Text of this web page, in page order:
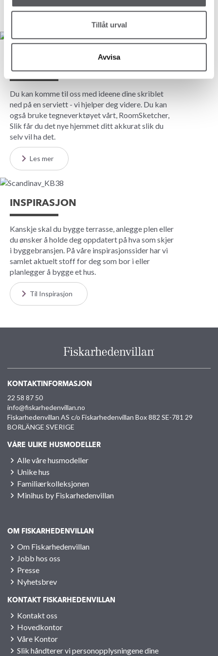
Tillåt urval
Avvisa
Til Mitt hus
FRIHET TIL Å SKAPE - OG
OMSKAPE
Du kan komme til oss med ideene dine skriblet
ned på en serviett - vi hjelper deg videre. Du kan
også bruke tegneverktøyet vårt, RoomSketcher,
Slik får du det nye hjemmet ditt akkurat slik du
selv vil ha det.
Les mer
INSPIRASJON
Kanskje skal du bygge terrasse, anlegge plen eller
du ønsker å holde deg oppdatert på hva som skjer
i byggebransjen. På våre inspirasjonssider har vi
samlet aktuelt stoff for deg som bor i eller
planlegger å bygge et hus.
Til Inspirasjon
KONTAKTINFORMASJON
22 58 87 50
info@fiskarhedenvillan.no
Fiskarhedenvillan AS c/o Fiskarhedenvillan Box 882 SE-781 29
BORLÄNGE SVERIGE
VÅRE ULIKE HUSMODELLER
Alle våre husmodeller
Unike hus
Familiærkolleksjonen
Minihus by Fiskarhedenvillan
OM FISKARHEDENVILLAN
Om Fiskarhedenvillan
Jobb hos oss
Presse
Nyhetsbrev
KONTAKT FISKARHEDENVILLAN
Kontakt oss
Hovedkontor
Våre Kontor
Slik håndterer vi personopplysningene dine